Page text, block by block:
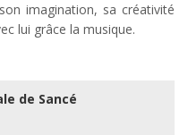
imagination, sa créativité
lui grâce la musique.
de Sancé